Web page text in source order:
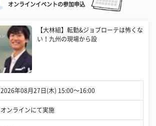
オンラインイベントの参加申込
【大林組】転勤&ジョブローテは怖くな
い！九州の現場から設
2026年08月27日(木) 15:00〜16:00
オンラインにて実施